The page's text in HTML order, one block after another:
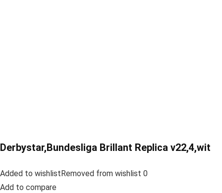
Derbystar,Bundesliga Brillant Replica v22,4,wit
Added to wishlistRemoved from wishlist 0
Add to compare